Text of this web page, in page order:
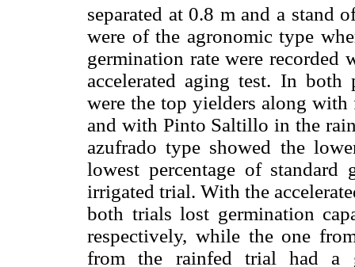
separated at 0.8 m and a stand
were of the agronomic type
germination rate were recorded
accelerated aging test. In
were the top yielders along
and with Pinto Saltillo in the
azufrado type showed the
lowest percentage of
irrigated trial. With the
both trials lost germination
respectively, while the one
from the rainfed trial had a